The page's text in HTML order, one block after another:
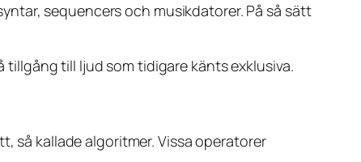
sequencers och musikdatorer. På så sätt
till ljud som tidigare känts exklusiva.
så kallade algoritmer. Vissa operatorer